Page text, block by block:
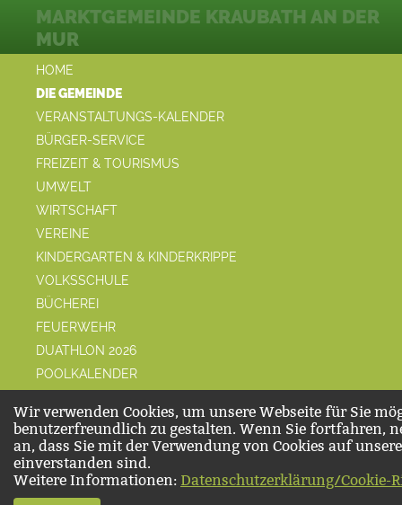
HOME
DIE GEMEINDE
VERANSTALTUNGS-KALENDER
BÜRGER-SERVICE
FREIZEIT & TOURISMUS
UMWELT
WIRTSCHAFT
VEREINE
KINDERGARTEN & KINDERKRIPPE
VOLKSSCHULE
BÜCHEREI
FEUERWEHR
DUATHLON 2026
POOLKALENDER
MARKTGEMEINDE KRAUBATH AN DER
MUR
Wir verwenden Cookies, um unsere Webseite für Sie
benutzerfreundlich zu gestalten. Wenn Sie fortfahren,
an, dass Sie mit der Verwendung von Cookies auf
einverstanden sind.
Weitere Informationen: Datenschutzerklärung/Cookie-